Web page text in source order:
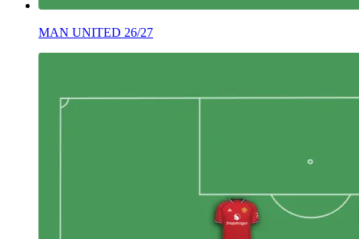
MAN UNITED 26/27